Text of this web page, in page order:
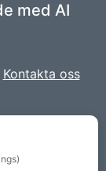
med AI
Kontakta oss